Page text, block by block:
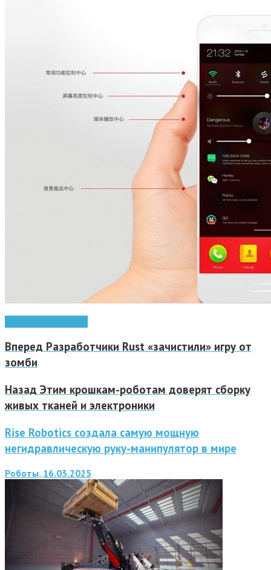
Вперед Разработчики Rust «зачистили» игру от
зомби
Назад Этим крошкам-роботам доверят сборку
живых тканей и электроники
Rise Robotics создала самую мощную
негидравлическую руку-манипулятор в мире
Роботы, 16.03.2025